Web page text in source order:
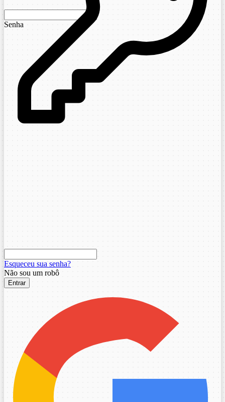
Senha
Esqueceu sua senha?
Não sou um robô
Entrar